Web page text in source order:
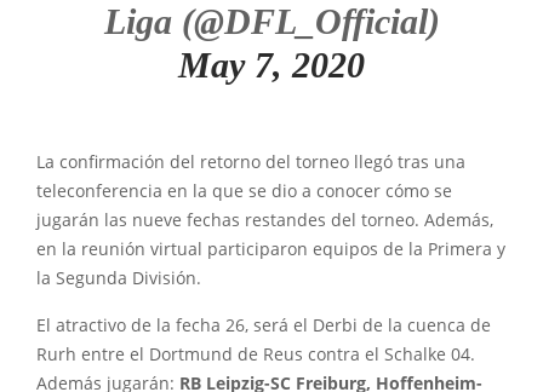
Liga (@DFL_Official)
May 7, 2020
La confirmación del retorno del torneo llegó tras una
teleconferencia en la que se dio a conocer cómo se
jugarán las nueve fechas restandes del torneo. Además,
en la reunión virtual participaron equipos de la Primera y
la Segunda División.
El atractivo de la fecha 26, será el Derbi de la cuenca de
Rurh entre el Dortmund de Reus contra el Schalke 04.
Además jugarán: RB Leipzig-SC Freiburg, Hoffenheim-